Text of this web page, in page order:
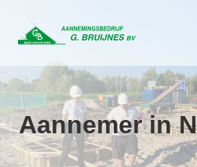
Aannemer in